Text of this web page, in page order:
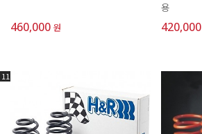
460,000 원
용
420,000
11